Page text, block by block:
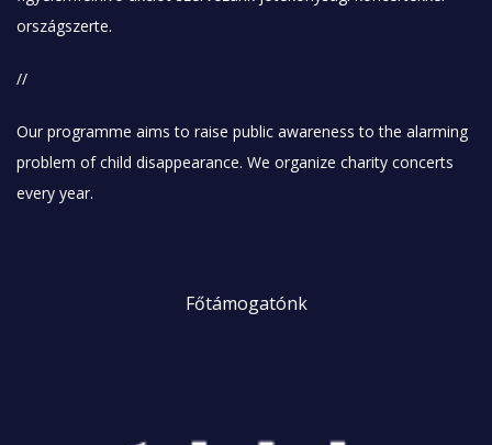
zerlampasejszakaja/
országszerte.
//
Our programme aims to raise public awareness to the alarming
problem of child disappearance. We organize charity concerts
every year.
Főtámogatónk